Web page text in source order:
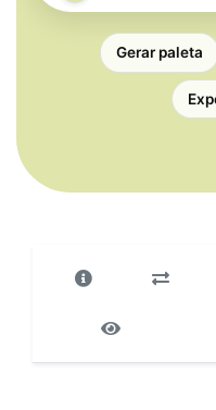
Gerar paleta